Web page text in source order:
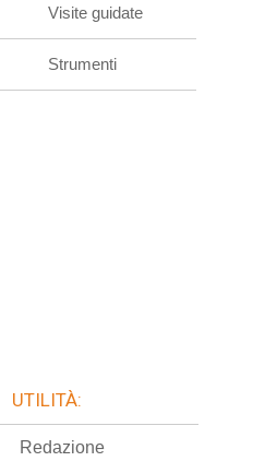
Visite guidate
Strumenti
UTILITÀ:
Redazione